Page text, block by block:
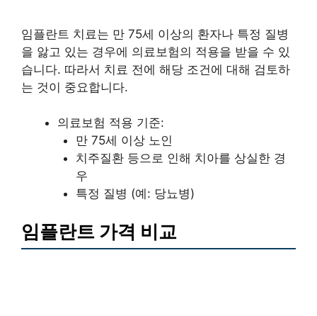
임플란트 치료는 만 75세 이상의 환자나 특정 질병
을 앓고 있는 경우에 의료보험의 적용을 받을 수 있
습니다. 따라서 치료 전에 해당 조건에 대해 검토하
는 것이 중요합니다.
의료보험 적용 기준:
만 75세 이상 노인
치주질환 등으로 인해 치아를 상실한 경
우
특정 질병 (예: 당뇨병)
임플란트 가격 비교